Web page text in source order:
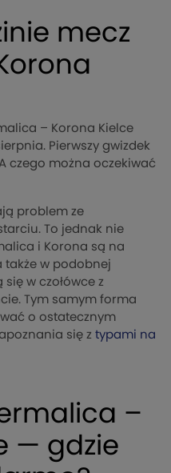
mecz
– Korona Kielce
Pierwszy gwizdek
czego można oczekiwać
problem ze
To jednak nie
i Korona są na
także w podobnej
w czołówce z
Tym samym forma
o ostatecznym
się z typami na
–
— gdzie